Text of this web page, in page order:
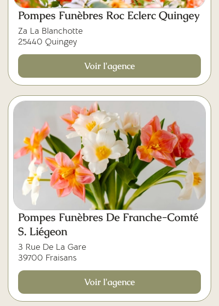
Pompes Funèbres Roc Eclerc Quingey
Za La Blanchotte
25440 Quingey
Voir l'agence
Pompes Funèbres De Franche-Comté
S. Liégeon
3 Rue De La Gare
39700 Fraisans
Voir l'agence